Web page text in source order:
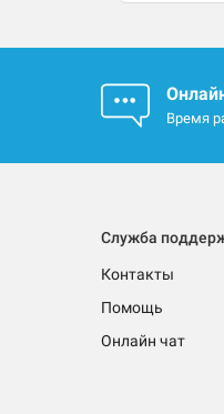
Время
Служба
Контакты
Помощь
Онлайн чат